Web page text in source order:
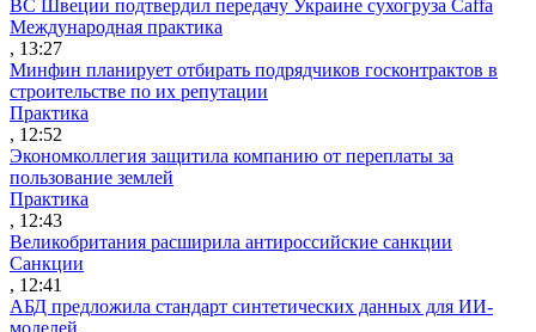
ВС Швеции подтвердил передачу Украине сухогруза Caffa
Международная практика
, 13:27
Минфин планирует отбирать подрядчиков госконтрактов в
строительстве по их репутации
Практика
, 12:52
Экономколлегия защитила компанию от переплаты за
пользование землей
Практика
, 12:43
Великобритания расширила антироссийские санкции
Санкции
, 12:41
АБД предложила стандарт синтетических данных для ИИ-
моделей